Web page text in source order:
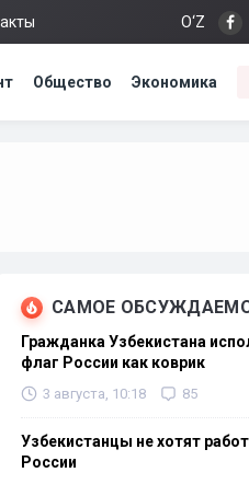
O‘Z
Общество Экономика
САМОЕ
Гражданка Узбекистана
флаг России как коврик
3 августа, 10:18 85
Узбекистанцы не хотят
России